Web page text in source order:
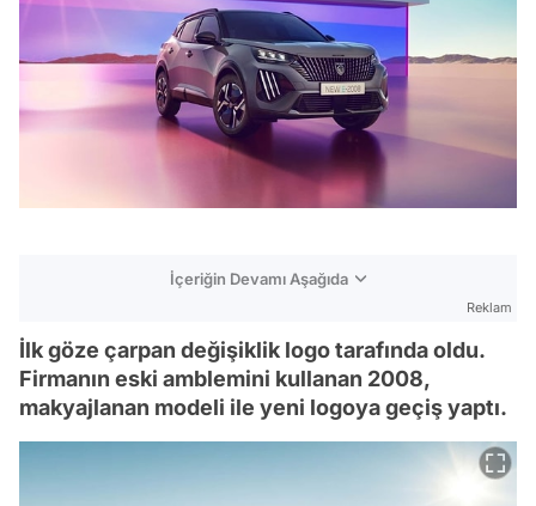
İçeriğin Devamı Aşağıda
Reklam
İlk göze çarpan değişiklik logo tarafında oldu.
Firmanın eski amblemini kullanan 2008,
makyajlanan modeli ile yeni logoya geçiş yaptı.